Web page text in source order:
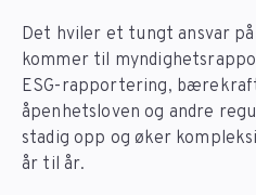
Det hviler et tungt ansvar på
kommer til
ESG-rapportering,
åpenhetsloven og andre
stadig opp og øker
år til år.